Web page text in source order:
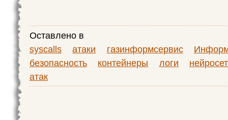
Оставлено в
syscalls
атаки газинформсервис
безопасность
контейнеры логи
атак